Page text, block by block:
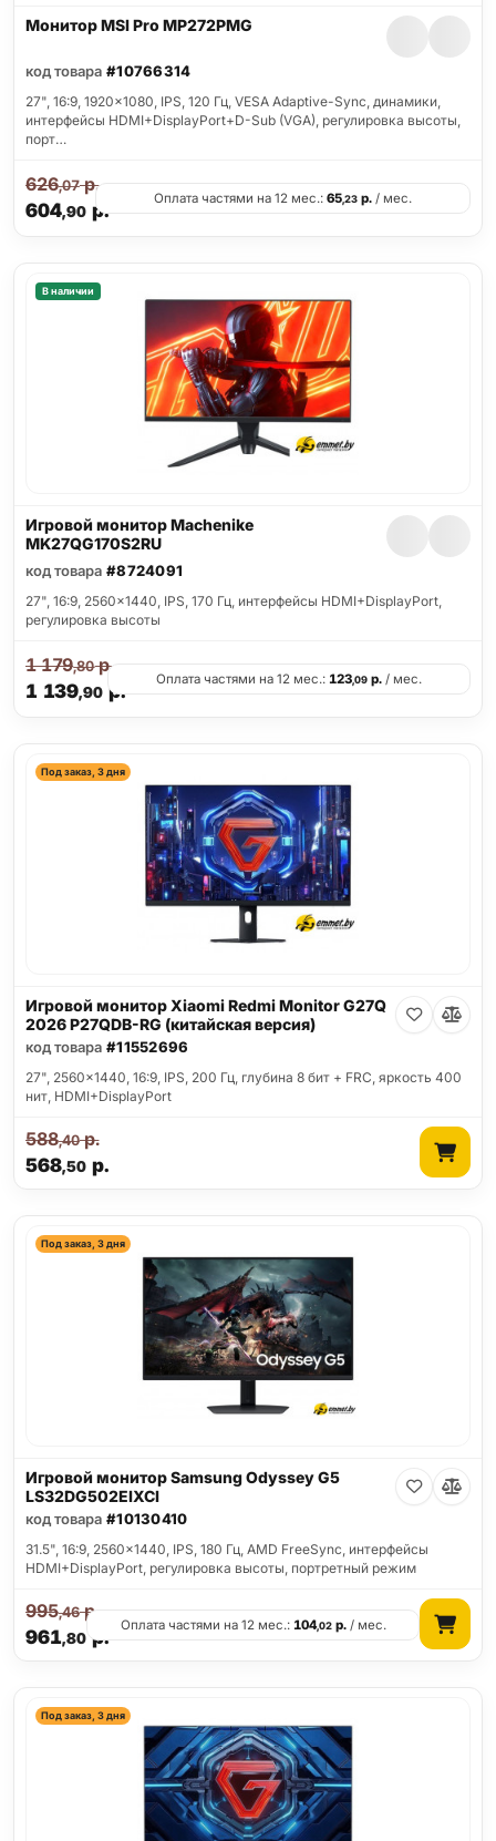
Монитор MSI Pro MP272PMG
код товара #10766314
27", 16:9, 1920x1080, IPS, 120 Гц, VESA Adaptive-Sync, динамики,
интерфейсы HDMI+DisplayPort+D-Sub (VGA), регулировка высоты,
порт…
604,90р.
626,07р.
Оплата частями на 12 мес.: 65,23 р. / мес.
В наличии
Игровой монитор Machenike
MK27QG170S2RU
код товара #8724091
27", 16:9, 2560x1440, IPS, 170 Гц, интерфейсы HDMI+DisplayPort,
регулировка высоты
1 139,90 р.
1 179,80р.
Оплата частями на 12 мес.: 123,09р./ мес.
Под заказ, 3 дня
Игровой монитор Xiaomi Redmi Monitor G27Q
2026 P27QDB-RG (китайская версия)
код товара #11552696
27", 2560x1440, 16:9, IPS, 200 Гц, глубина 8 бит + FRC, яркость 400
нит, HDMI+DisplayPort
568,50р.
588,40р.
Под заказ, 3 дня
Игровой монитор Samsung Odyssey G5
LS32DG502EIXCI
код товара #10130410
31.5", 16:9, 2560x1440, IPS, 180 Гц, AMD FreeSync, интерфейсы
HDMI+DisplayPort, регулировка высоты, портретный режим
961,80р.
995,46р.
Оплата частями на 12 мес.: 104,02р./ мес.
Под заказ, 3 дня